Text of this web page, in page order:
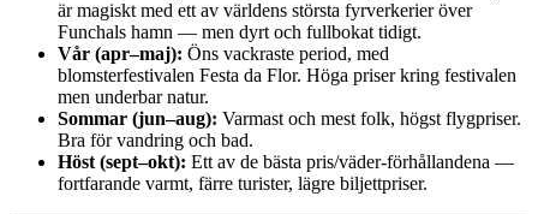
är magiskt med ett av världens största fyrverkerier över
Funchals hamn — men dyrt och fullbokat tidigt.
Vår (apr–maj): Öns vackraste period, med
blomsterfestivalen Festa da Flor. Höga priser kring festivalen
men underbar natur.
Sommar (jun–aug): Varmast och mest folk, högst flygpriser.
Bra för vandring och bad.
Höst (sept–okt): Ett av de bästa pris/väder-förhållandena —
fortfarande varmt, färre turister, lägre biljettpriser.